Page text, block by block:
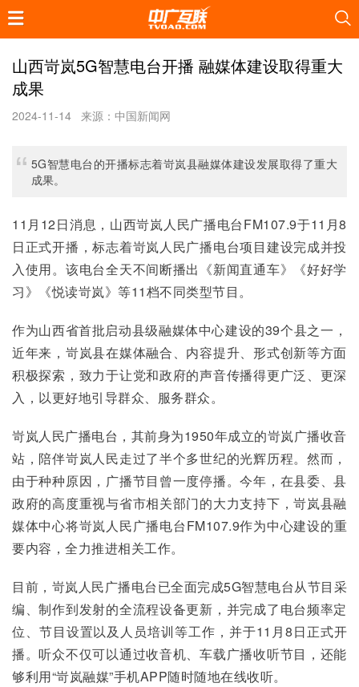
山西岢岚5G智慧电台开播 融媒体建设取得重大
成果
2024-11-14 来源：中国新闻网
5G智慧电台的开播标志着岢岚县融媒体建设发展取得了重大
成果。
11月12日消息，山西岢岚人民广播电台FM107.9于11月8
日正式开播，标志着岢岚人民广播电台项目建设完成并投
入使用。该电台全天不间断播出《新闻直通车》《好好学
习》《悦读岢岚》等11档不同类型节目。
作为山西省首批启动县级融媒体中心建设的39个县之一，
近年来，岢岚县在媒体融合、内容提升、形式创新等方面
积极探索，致力于让党和政府的声音传播得更广泛、更深
入，以更好地引导群众、服务群众。
岢岚人民广播电台，其前身为1950年成立的岢岚广播收音
站，陪伴岢岚人民走过了半个多世纪的光辉历程。然而，
由于种种原因，广播节目曾一度停播。今年，在县委、县
政府的高度重视与省市相关部门的大力支持下，岢岚县融
媒体中心将岢岚人民广播电台FM107.9作为中心建设的重
要内容，全力推进相关工作。
目前，岢岚人民广播电台已全面完成5G智慧电台从节目采
编、制作到发射的全流程设备更新，并完成了电台频率定
位、节目设置以及人员培训等工作，并于11月8日正式开
播。听众不仅可以通过收音机、车载广播收听节目，还能
够利用“岢岚融媒”手机APP随时随地在线收听。